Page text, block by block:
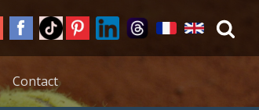
Contact